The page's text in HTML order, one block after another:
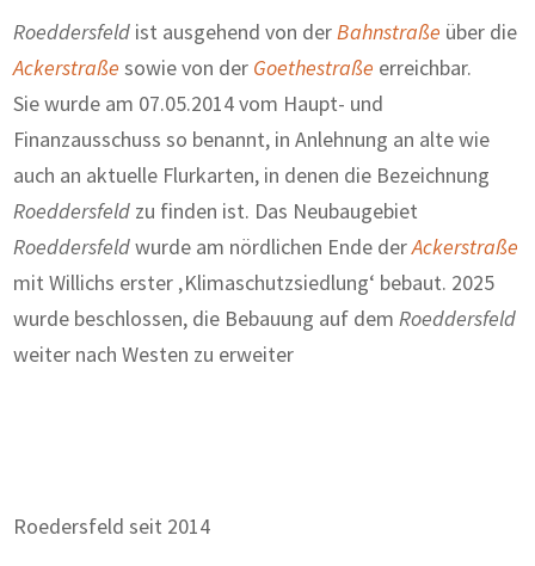
Roeddersfeld ist ausgehend von derBahnstraße über die
Ackerstraße sowie von der Goethestraße erreichbar.
Sie wurde am 07.05.2014 vom Haupt- und
Finanzausschuss so benannt, in Anlehnung an alte wie
auch an aktuelle Flurkarten, in denen die Bezeichnung
Roeddersfeld zu finden ist. Das Neubaugebiet
Roeddersfeldwurde am nördlichen Ende derAckerstraße
mit Willichs erster ‚Klimaschutzsiedlung‘ bebaut. 2025
wurde beschlossen, die Bebauung auf demRoeddersfeld
weiter nach Westen zu erweiter
Roedersfeld seit 2014